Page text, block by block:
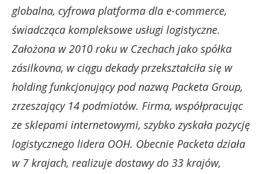
globalna, cyfrowa platforma dla e-commerce,
świadcząca kompleksowe usługi logistyczne.
Założona w 2010 roku w Czechach jako spółka
zásilkovna, w ciągu dekady przekształciła się w
holding funkcjonujący pod nazwą Packeta Group,
zrzeszający 14 podmiotów. Firma, współpracując
ze sklepami internetowymi, szybko zyskała pozycję
logistycznego lidera OOH. Obecnie Packeta działa
w 7 krajach, realizuje dostawy do 33 krajów,